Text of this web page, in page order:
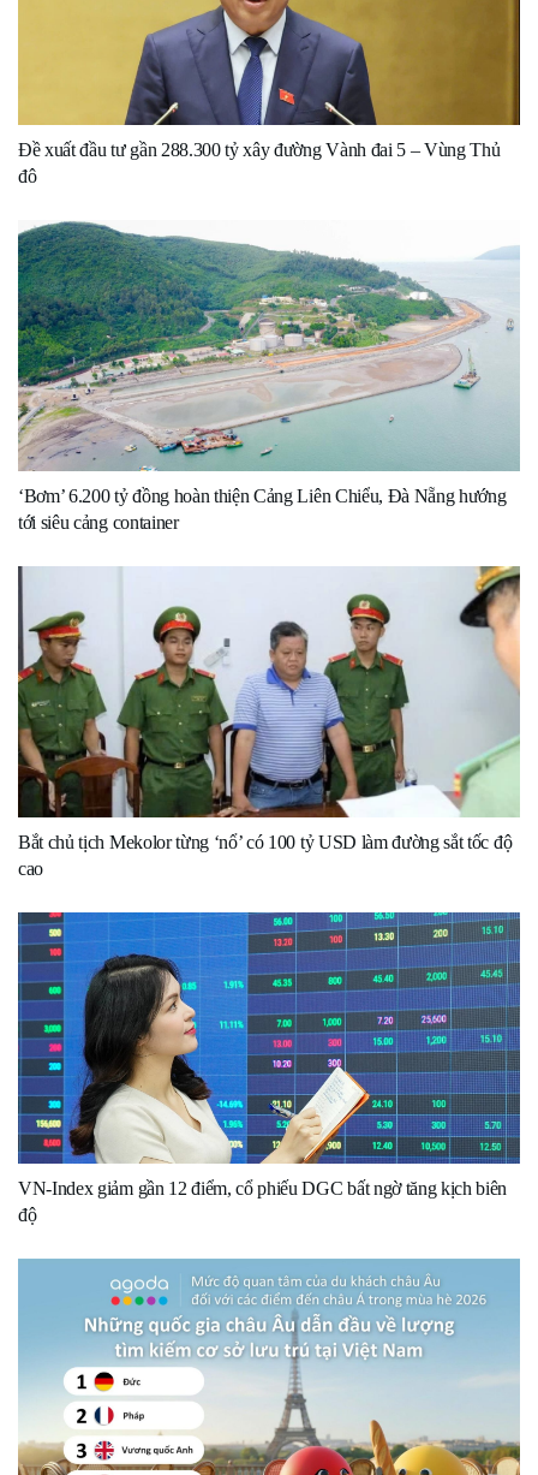
Đề xuất đầu tư gần 288.300 tỷ xây đường Vành đai 5 – Vùng Thủ
đô
‘Bơm’ 6.200 tỷ đồng hoàn thiện Cảng Liên Chiểu, Đà Nẵng hướng
tới siêu cảng container
Bắt chủ tịch Mekolor từng ‘nổ’ có 100 tỷ USD làm đường sắt tốc độ
cao
VN-Index giảm gần 12 điểm, cổ phiếu DGC bất ngờ tăng kịch biên
độ